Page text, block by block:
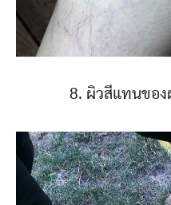
8. ผิวสีแทนของ